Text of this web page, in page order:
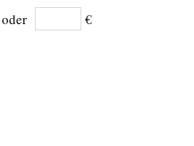
oder €